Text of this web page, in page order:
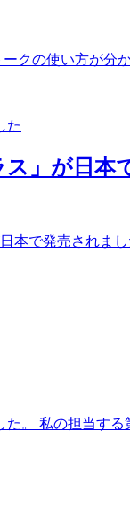
クの使い方が分
」が日本
本で発売されま
。 私の担当す